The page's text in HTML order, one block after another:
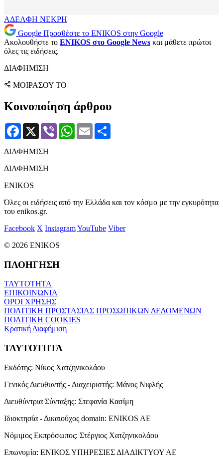
ΑΔΕΛΦΗ ΝΕΚΡΗ
Google Προσθέστε το ENIKOS στην Google
Ακολουθήστε το ENIKOS στο Google News και μάθετε πρώτοι
όλες τις ειδήσεις.
ΔΙΑΦΗΜΙΣΗ
ΜΟΙΡΑΣΟΥ ΤΟ
Κοινοποίηση άρθρου
Facebook
X Viber WhatsApp
Email
ΔΙΑΦΗΜΙΣΗ
ΔΙΑΦΗΜΙΣΗ
ENIKOS
Όλες οι ειδήσεις από την Ελλάδα και τον κόσμο με την εγκυρότητα
του enikos.gr.
Facebook X InstagramYouTube Viber
© 2026 ENIKOS
ΠΛΟΗΓΗΣΗ
ΤΑΥΤΟΤΗΤΑ
ΕΠΙΚΟΙΝΩΝΙΑ
ΟΡΟΙ ΧΡΗΣΗΣ
ΠΟΛΙΤΙΚΗ ΠΡΟΣΤΑΣΙΑΣ ΠΡΟΣΩΠΙΚΩΝ ΔΕΔΟΜΕΝΩΝ
ΠΟΛΙΤΙΚΗ COOKIES
Κρατική Διαφήμιση
ΤΑΥΤΟΤΗΤΑ
Εκδότης: Νίκος Χατζηνικολάου
Γενικός Διευθυντής - Διαχειριστής: Μάνος Νιφλής
Διευθύντρια Σύνταξης: Στεφανία Κασίμη
Ιδιοκτησία - Δικαιούχος domain: ENIKOS AE
Νόμιμος Εκπρόσωπος: Στέργιος Χατζηνικολάου
Επωνυμία: ΕΝΙΚΟΣ ΥΠΗΡΕΣΙΕΣ ΔΙΑΔΙΚΤΥΟΥ ΑΕ